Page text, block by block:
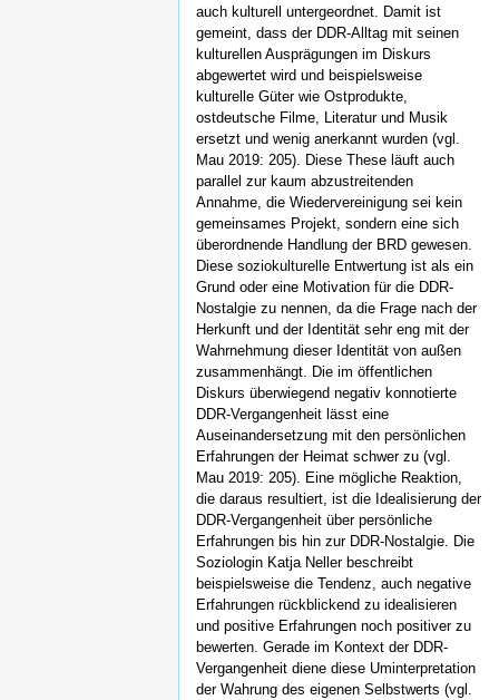
auch kulturell untergeordnet. Damit ist
gemeint, dass der DDR-Alltag mit seinen
kulturellen Ausprägungen im Diskurs
abgewertet wird und beispielsweise
kulturelle Güter wie Ostprodukte,
ostdeutsche Filme, Literatur und Musik
ersetzt und wenig anerkannt wurden (vgl.
Mau 2019: 205). Diese These läuft auch
parallel zur kaum abzustreitenden
Annahme, die Wiedervereinigung sei kein
gemeinsames Projekt, sondern eine sich
überordnende Handlung der BRD gewesen.
Diese soziokulturelle Entwertung ist als ein
Grund oder eine Motivation für die DDR-
Nostalgie zu nennen, da die Frage nach der
Herkunft und der Identität sehr eng mit der
Wahrnehmung dieser Identität von außen
zusammenhängt. Die im öffentlichen
Diskurs überwiegend negativ konnotierte
DDR-Vergangenheit lässt eine
Auseinandersetzung mit den persönlichen
Erfahrungen der Heimat schwer zu (vgl.
Mau 2019: 205). Eine mögliche Reaktion,
die daraus resultiert, ist die Idealisierung der
DDR-Vergangenheit über persönliche
Erfahrungen bis hin zur DDR-Nostalgie. Die
Soziologin Katja Neller beschreibt
beispielsweise die Tendenz, auch negative
Erfahrungen rückblickend zu idealisieren
und positive Erfahrungen noch positiver zu
bewerten. Gerade im Kontext der DDR-
Vergangenheit diene diese Uminterpretation
der Wahrung des eigenen Selbstwerts (vgl.